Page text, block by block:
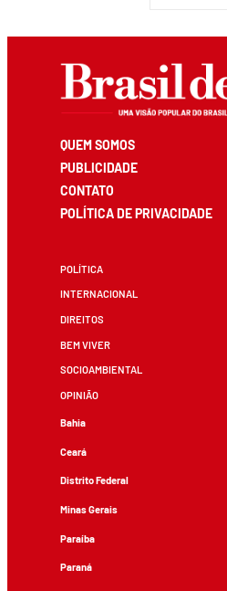
QUEM SOMOS
PUBLICIDADE
CONTATO
POLÍTICA DE PRIVACIDADE
POLÍTICA
INTERNACIONAL
DIREITOS
BEM VIVER
SOCIOAMBIENTAL
OPINIÃO
Bahia
Ceará
Distrito Federal
Minas Gerais
Paraíba
Paraná